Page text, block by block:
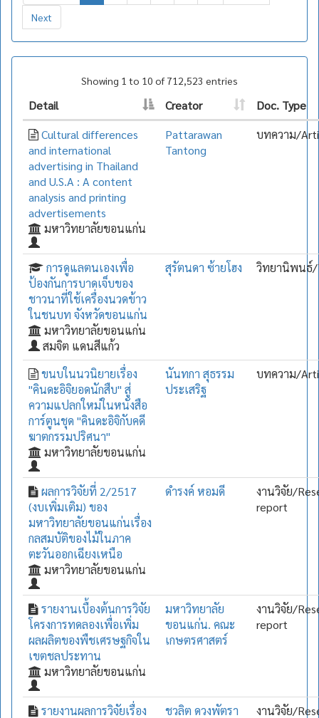
Next
Showing 1 to 10 of 712,523 entries
Detail Creator
Doc. Type
Cultural differences
and international
advertising in Thailand
and U.S.A : A content
analysis and printing
advertisements
มหาวิทยาลัยขอนแก่น
Pattarawan
Tantong
บทความ/
การดูแลตนเองเพื่อ
ป้องกันการบาดเจ็บของ
ชาวนาที่ใช้เครื่องนวดข้าว
ในชนบท จังหวัดขอนแก่น
มหาวิทยาลัยขอนแก่น
สมจิต แดนสีแก้ว
สุรัตนดา ซ้ายโฮง วิทยานิพนธ์/
ขนบในนวนิยายเรื่อง
"คินดะอิจิยอดนักสืบ" สู่
ความแปลกใหม่ในหนังสือ
การ์ตูนชุด "คินดะอิจิกับคดี
ฆาตกรรมปริศนา"
มหาวิทยาลัยขอนแก่น
นันทกา สุธรรม
ประเสริฐ
บทความ/
ผลการวิจัยที่ 2/2517
(งบเพิ่มเติม) ของ
มหาวิทยาลัยขอนแก่นเรื่อง
กลสมบัติของไม้ในภาค
ตะวันออกเฉียงเหนือ
มหาวิทยาลัยขอนแก่น
ดำรงค์ หอมดี
งานวิจัย/
report
รายงานเบื้องต้นการวิจัย
โครงการทดลองเพื่อเพิ่ม
ผลผลิตของพืชเศรษฐกิจใน
เขตชลประทาน
มหาวิทยาลัยขอนแก่น
มหาวิทยาลัย
ขอนแก่น. คณะ
เกษตรศาสตร์
งานวิจัย/
report
รายงานผลการวิจัยเรื่อง ชวลิต ดวงพัตรา งานวิจัย/